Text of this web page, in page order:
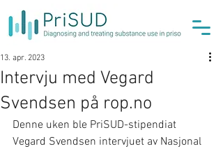
Intervju med Vegard
Svendsen på rop.no
13. apr. 2023
Denne uken ble PriSUD-stipendiat
Vegard Svendsen intervjuet av Nasjonal